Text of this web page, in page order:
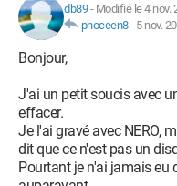
db89- Modifié le 4 nov.
phoceen8- 5 nov.
Bonjour,
J'ai un petit soucis avec
effacer.
Je l'ai gravé avec NERO,
dit que ce n'est pas un
Pourtant je n'ai jamais eu